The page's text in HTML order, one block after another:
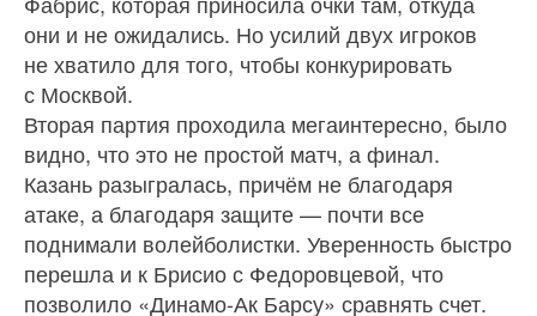
они и не ожидались. Но усилий двух игроков
не хватило для того, чтобы конкурировать
с Москвой.
Вторая партия проходила мегаинтересно, было
видно, что это не простой матч, а финал.
Казань разыгралась, причём не благодаря
атаке, а благодаря защите — почти все
поднимали волейболистки. Уверенность быстро
перешла и к Брисио с Федоровцевой, что
позволило «Динамо-Ак Барсу» сравнять счет.